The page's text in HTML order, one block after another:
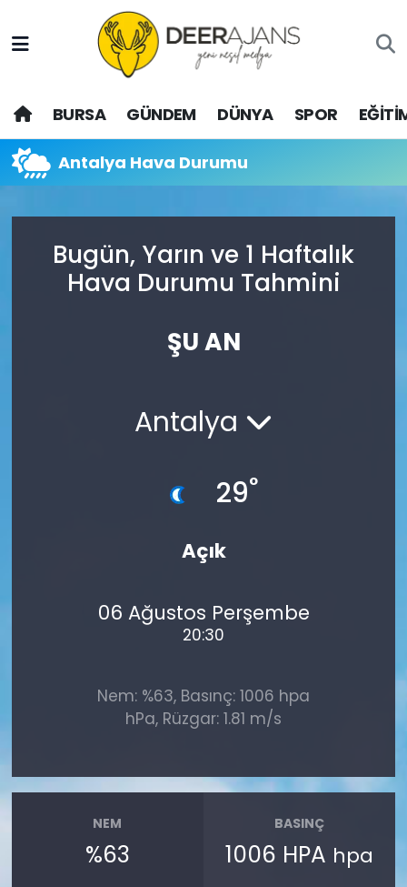
BURSA GÜNDEM DÜNYA SPOR
Antalya Hava Durumu
Bugün, Yarın ve 1 Haftalık
Hava Durumu Tahmini
ŞU AN
Antalya
29°
Açık
06 Ağustos Perşembe
20:30
Nem: %63, Basınç: 1006 hpa
hPa, Rüzgar: 1.81 m/s
NEM
%63
BASINÇ
1006 HPA hpa
Hava Durumu
Trafik Durumu
Puan Durumu ve Fikstür
Son Dakika Haberleri